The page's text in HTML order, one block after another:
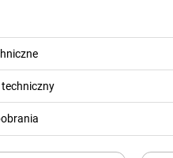
techniczny